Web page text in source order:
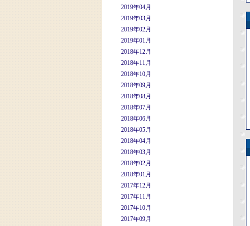
2019年04月
2019年03月
2019年02月
2019年01月
2018年12月
2018年11月
2018年10月
2018年09月
2018年08月
2018年07月
2018年06月
2018年05月
2018年04月
2018年03月
2018年02月
2018年01月
2017年12月
2017年11月
2017年10月
2017年09月